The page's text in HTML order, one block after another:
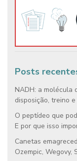
Posts
NADH: a molécula
disposição, treino
O peptídeo que
E por que isso
Canetas
Ozempic, Wegovy,